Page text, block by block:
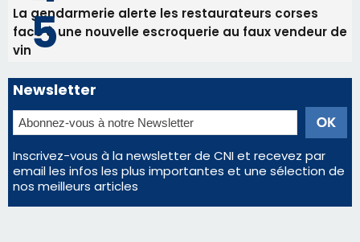
La gendarmerie alerte les restaurateurs corses
face à une nouvelle escroquerie au faux vendeur de
vin
Newsletter
Inscrivez-vous à la newsletter de CNI et recevez par
email les infos les plus importantes et une sélection de
nos meilleurs articles